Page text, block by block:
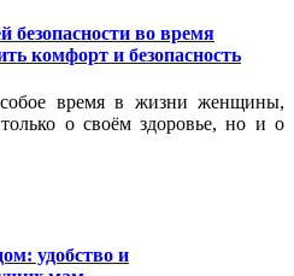
безопасности во время
комфорт и безопасность
время в жизни женщины,
о своём здоровье, но и о
удобство и